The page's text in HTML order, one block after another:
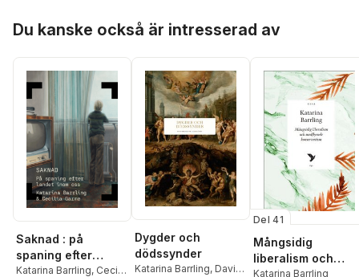
Idergard,Anthony
Robertson,Hans Ruin,
Malise Ruthven,
Mateusz Strózynski,
Fredrik Svenaeus,Sten
Widmalm
Du kanske också är intresserad av
Saknad : på
spaning efter
landet inom oss
Katarina Barrling, Cecilia
Dygder och
dödssynder
Katarina Barrling, David
Del 41
Mångsidig
liberalism och
undflyende
Katarina Barrling